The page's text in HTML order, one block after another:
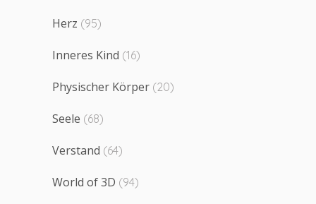
Herz (95)
Inneres Kind (16)
Physischer Körper (20)
Seele (68)
Verstand (64)
World of 3D (94)